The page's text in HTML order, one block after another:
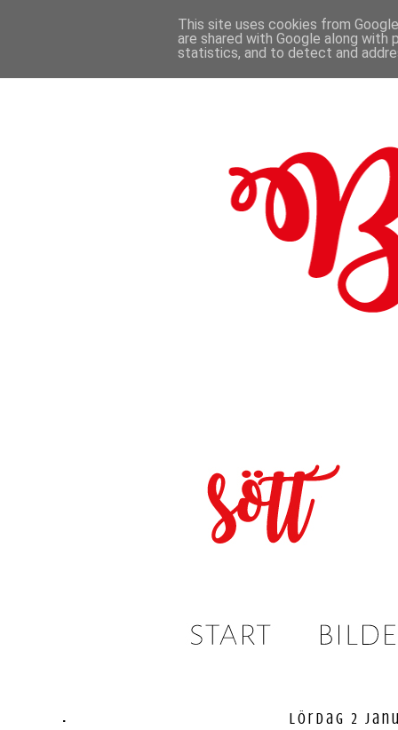
lördag 2
.
This site uses cookies from
are shared with Google along
statistics, and to detect and